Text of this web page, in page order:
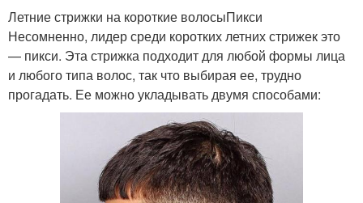
Летние стрижки на короткие волосыПикси
Несомненно, лидер среди коротких летних стрижек это
— пикси. Эта стрижка подходит для любой формы лица
и любого типа волос, так что выбирая ее, трудно
прогадать. Ее можно укладывать двумя способами: